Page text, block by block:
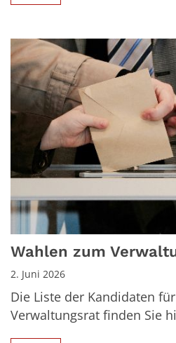
Wahlen zum
2. Juni 2026
Die Liste der Kandidaten
Verwaltungsrat finden Sie